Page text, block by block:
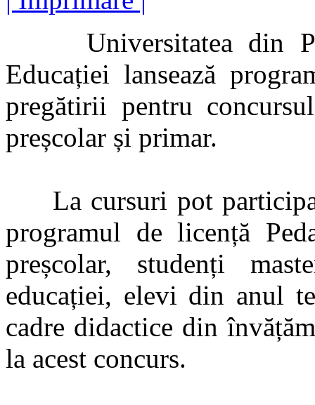
Universitatea din
Educației lansează
pregătirii pentru
preșcolar și primar.
La cursuri pot participa
programul de licență
preșcolar, studenți
educației, elevi din anul
cadre didactice din
la acest concurs.